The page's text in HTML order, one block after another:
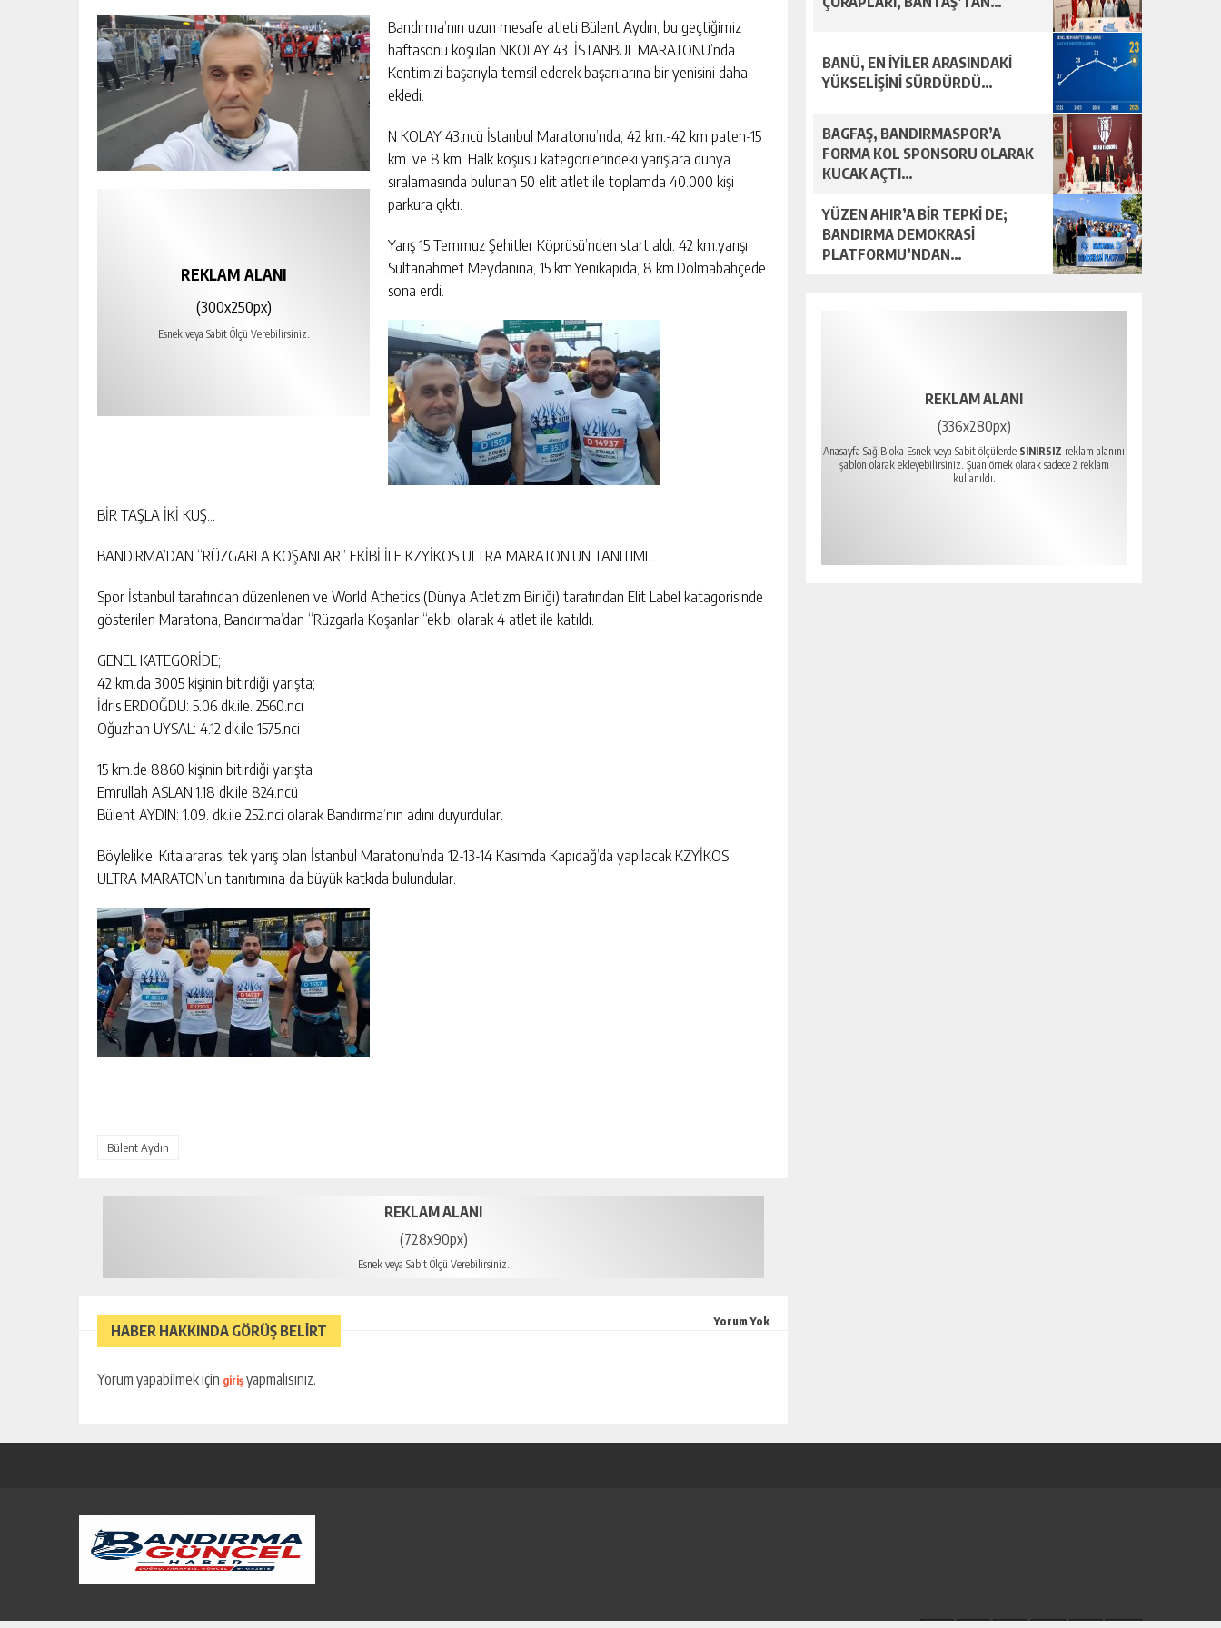
REKLAM ALANI
(300x250px)
Esnek veya Sabit Ölçü Verebilirsiniz.
Bandırma’nın uzun mesafe atleti Bülent Aydın, bu geçtiğimiz
haftasonu koşulan NKOLAY 43. İSTANBUL MARATONU’nda
Kentimizi başarıyla temsil ederek başarılarına bir yenisini daha
ekledi.
N KOLAY 43.ncü İstanbul Maratonu’nda; 42 km.-42 km paten-15
km. ve 8 km. Halk koşusu kategorilerindeki yarışlara dünya
sıralamasında bulunan 50 elit atlet ile toplamda 40.000 kişi
parkura çıktı.
Yarış 15 Temmuz Şehitler Köprüsü’nden start aldı. 42 km.yarışı
Sultanahmet Meydanına, 15 km.Yenikapıda, 8 km.Dolmabahçede
sona erdi.
BİR TAŞLA İKİ KUŞ…
BANDIRMA’DAN “RÜZGARLA KOŞANLAR” EKİBİ İLE KZYİKOS ULTRA MARATON’UN TANITIMI…
Spor İstanbul tarafından düzenlenen ve World Athetics (Dünya Atletizm Birliği) tarafından Elit Label katagorisinde
gösterilen Maratona, Bandırma’dan “Rüzgarla Koşanlar “ekibi olarak 4 atlet ile katıldı.
GENEL KATEGORİDE;
42 km.da 3005 kişinin bitirdiği yarışta;
İdris ERDOĞDU: 5.06 dk.ile. 2560.ncı
Oğuzhan UYSAL: 4.12 dk.ile 1575.nci
15 km.de 8860 kişinin bitirdiği yarışta
Emrullah ASLAN:1.18 dk.ile 824.ncü
Bülent AYDIN: 1.09. dk.ile 252.nci olarak Bandırma’nın adını duyurdular.
Böylelikle; Kıtalararası tek yarış olan İstanbul Maratonu’nda 12-13-14 Kasımda Kapıdağ’da yapılacak KZYİKOS
ULTRA MARATON’un tanıtımına da büyük katkıda bulundular.
Bülent Aydın
REKLAM ALANI
(728x90px)
Esnek veya Sabit Ölçü Verebilirsiniz.
HABER HAKKINDA GÖRÜŞ BELİRT
Yorum Yok
Yorum yapabilmek için giriş yapmalısınız.
BANÜ, EN İYİLER ARASINDAKİ
YÜKSELİŞİNİ SÜRDÜRDÜ…
BAGFAŞ, BANDIRMASPOR’A
FORMA KOL SPONSORU OLARAK
KUCAK AÇTI…
YÜZEN AHIR’A BİR TEPKİ DE;
BANDIRMA DEMOKRASİ
PLATFORMU’NDAN…
REKLAM ALANI
(336x280px)
Anasayfa Sağ Bloka Esnek veya Sabit ölçülerde SINIRSIZ reklam alanını
şablon olarak ekleyebilirsiniz. Şuan örnek olarak sadece 2 reklam
kullanıldı.